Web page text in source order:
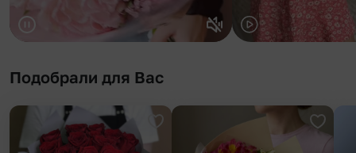
Подобрали для Вас
Добавить в избранное